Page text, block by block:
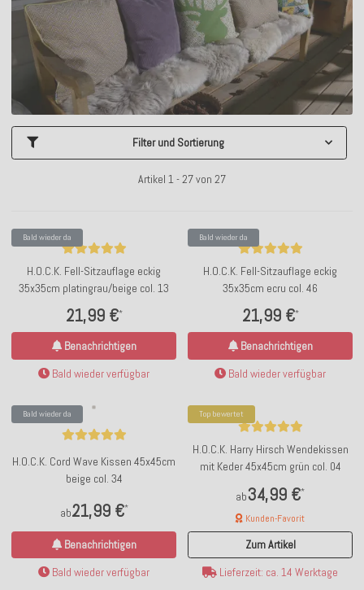
Filter und Sortierung
Artikel 1 - 27 von 27
Bald wieder da
H.O.C.K. Fell-Sitzauflage eckig
35x35cm platingrau/beige col. 13
21,99 €*
Benachrichtigen
Bald wieder verfügbar
Bald wieder da
H.O.C.K. Fell-Sitzauflage eckig
35x35cm ecru col. 46
21,99 €*
Benachrichtigen
Bald wieder verfügbar
Bald wieder da
H.O.C.K. Cord Wave Kissen 45x45cm
beige col. 34
ab21,99 €*
Benachrichtigen
Bald wieder verfügbar
Top bewertet
H.O.C.K. Harry Hirsch Wendekissen
mit Keder 45x45cm grün col. 04
ab34,99 €*
Kunden-Favorit
Zum Artikel
Lieferzeit: ca. 14 Werktage